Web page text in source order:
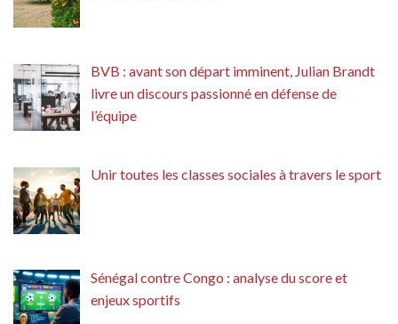
BVB : avant son départ imminent, Julian Brandt
livre un discours passionné en défense de
l’équipe
Unir toutes les classes sociales à travers le sport
Sénégal contre Congo : analyse du score et
enjeux sportifs